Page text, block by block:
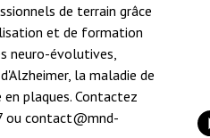
pratique et rendre plus
existantes en région
nos cartes mentales sur
maladie de Parkinson et de la
conçues spécialement pour
de la coordination.